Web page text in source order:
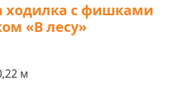
ходилка с фишками
«В лесу»
м